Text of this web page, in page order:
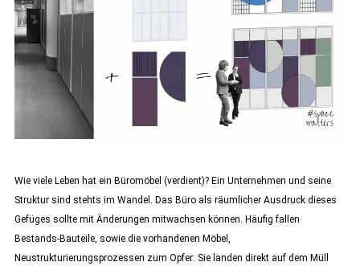
Wie viele Leben hat ein Büromöbel (verdient)? Ein Unternehmen und seine
Struktur sind stehts im Wandel. Das Büro als räumlicher Ausdruck dieses
Gefüges sollte mit Änderungen mitwachsen können. Häufig fallen
Bestands-Bauteile, sowie die vorhandenen Möbel,
Neustrukturierungsprozessen zum Opfer: Sie landen direkt auf dem Müll